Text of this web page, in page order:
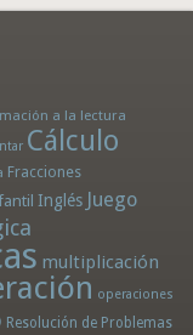
a la lectura
Cálculo
Fracciones
Inglés Juego
multiplicación
operaciones
Resolución de Problemas